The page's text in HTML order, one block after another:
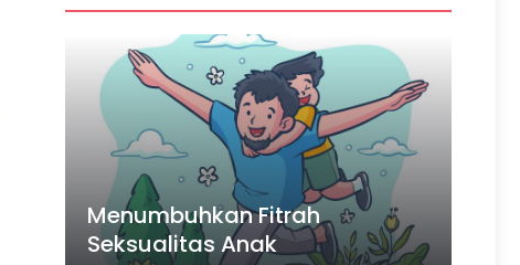
Menumbuhkan Fitrah
Seksualitas Anak